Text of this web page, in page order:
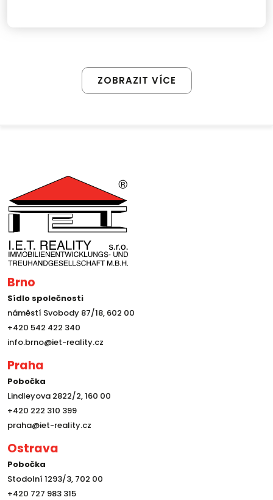
ZOBRAZIT VÍCE
Brno
Sídlo společnosti
náměstí Svobody 87/18, 602 00
+420 542 422 340
info.brno@iet-reality.cz
Praha
Pobočka
Lindleyova 2822/2, 160 00
+420 222 310 399
praha@iet-reality.cz
Ostrava
Pobočka
Stodolní 1293/3, 702 00
+420 727 983 315